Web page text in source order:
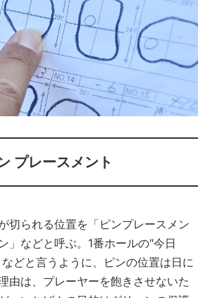
プレースメント
切られる位置を「ピンプレースメン
」などと呼ぶ。1番ホールの″今日
どと言うように、ピンの位置は日に
由は、プレーヤーを飽きさせないた